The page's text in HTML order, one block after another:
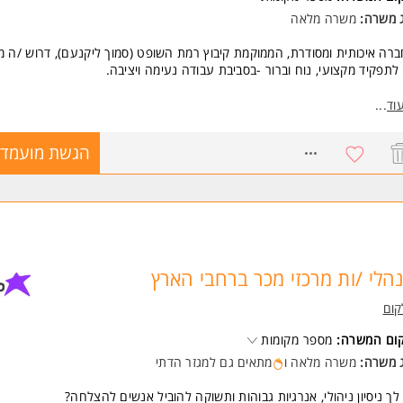
משרה: משרה מלאה
איכותית ומסודרת, הממוקמת קיבוץ רמת השופט (סמוך ליקנעם), דרוש /ה
מקצועי, נוח וברור -בסביבת עבודה נעימה ויציבה.
כולל:
פינים
של מערכות כבילה
מקצועי וברור
קודם בתחום - יתרון
קריאת שרטוטים (כולל שרטוטים חשמליים)
טכנית / מכנית
עצמאית, סדר ודיוק
אחריות ונכונות לעבודה לטווח ארוך
המשרה מיועדת לנשים ולגברים כאחד.
עוד...
הגשת
/ות מרכזי מכר ברחבי הארץ
המשרה: מספר מקומות
משרה: משרה מלאה ו
מתאים גם למגזר הדתי
ניסיון ניהולי, אנרגיות גבוהות ותשוקה להוביל אנשים להצלחה?